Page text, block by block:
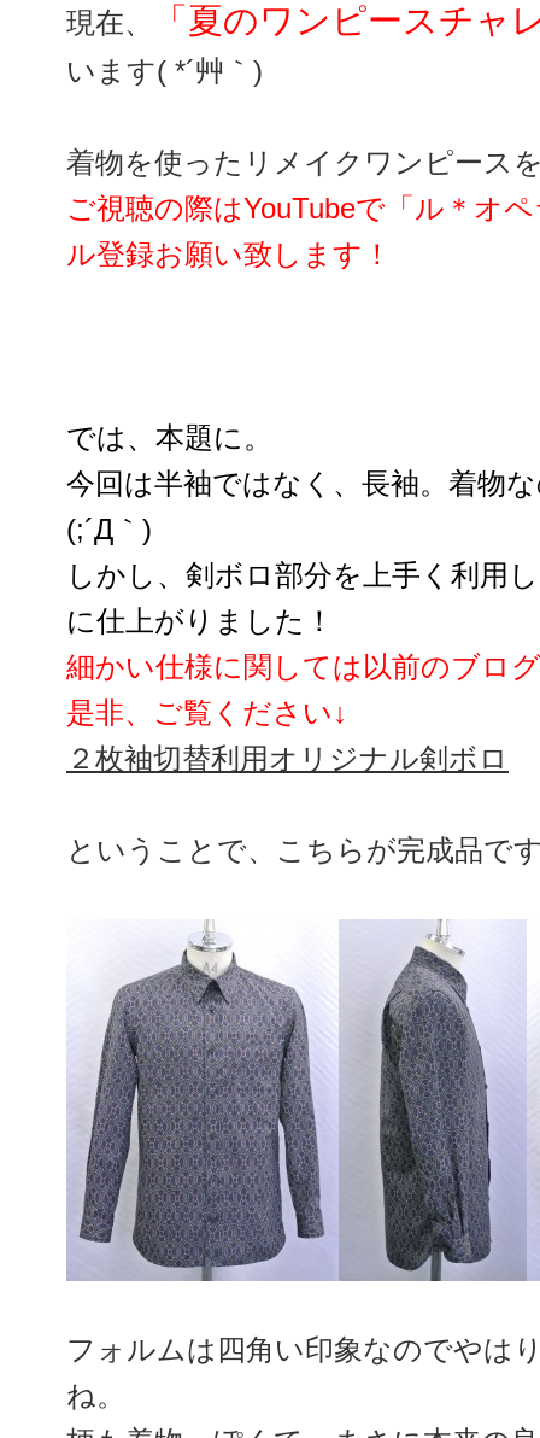
現在、 「夏のワンピースチャ
います( *´艸｀)
着物を使ったリメイクワンピース
ご視聴の際はYouTubeで「ル＊オ
ル登録お願い致します！
では、本題に。
今回は半袖ではなく、長袖。 着物
(;´Д｀)
しかし、剣ボロ部分を上手く利用
に仕上がりました！
細かい仕様に関しては以前のブロ
是非、ご覧ください↓
２枚袖切替利用オリジナル剣ボロ
ということで、こちらが完成品で
フォルムは四角い印象なのでやは
ね。